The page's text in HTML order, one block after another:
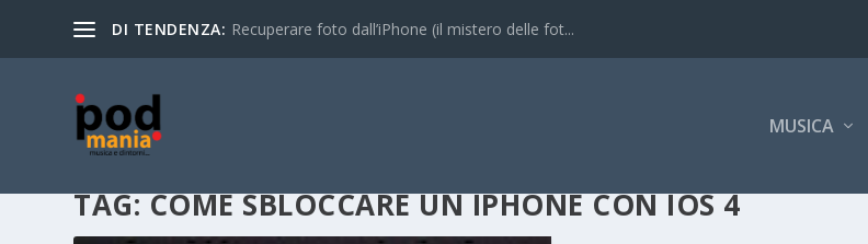
DI TENDENZA: Recuperare foto dall’iPhone (il mistero delle fot...
MUSICA
TAG:COME SBLOCCARE UN IPHONE CON IOS 4